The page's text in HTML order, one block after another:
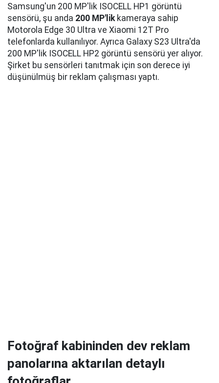
Samsung'un 200 MP'lik ISOCELL HP1 görüntü
sensörü, şu anda 200 MP'likkameraya sahip
Motorola Edge 30 Ultra ve Xiaomi 12T Pro
telefonlarda kullanılıyor. Ayrıca Galaxy S23 Ultra'da
200 MP'lik ISOCELL HP2 görüntü sensörü yer alıyor.
Şirket bu sensörleri tanıtmak için son derece iyi
düşünülmüş bir reklam çalışması yaptı.
Fotoğraf kabininden dev reklam
panolarına aktarılan detaylı